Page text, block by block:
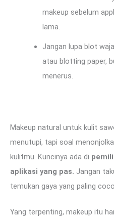
makeup sebelum
lama.
Jangan lupa blot
atau blotting paper,
menerus.
Makeup natural untuk kulit
menutupi, tapi soal
kulitmu. Kuncinya ada di
aplikasi yang pas. Jangan
temukan gaya yang paling
Yang terpenting, makeup itu